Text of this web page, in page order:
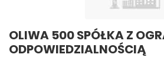
OLIWA 500 SPÓŁKA Z
ODPOWIEDZIALNOŚCIĄ